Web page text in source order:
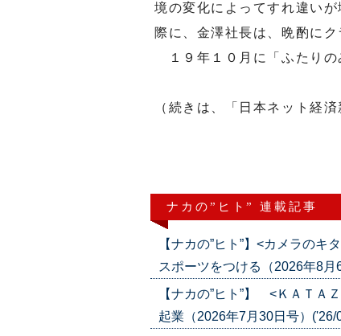
境の変化によってすれ違い
際に、金澤社長は、晩酌に
１９年１０月に「ふたりの
（続きは、「日本ネット経
ナカの”ヒト” 連載記事
【ナカの”ヒト”】<カメラの
スポーツをつける（2026年8
【ナカの”ヒト”】 <ＫＡＴ
起業（2026年7月30日号）('26/